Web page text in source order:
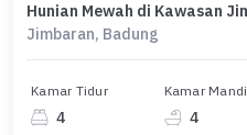
Jimbaran, Badung
Kamar Tidur
4
Kamar Mandi
4